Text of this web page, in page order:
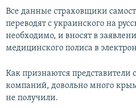
Все данные страховщики
переводят с украинского на
необходимо, и вносят в
медицинского полиса в
Как признаются представители
компаний, довольно много
не получили.